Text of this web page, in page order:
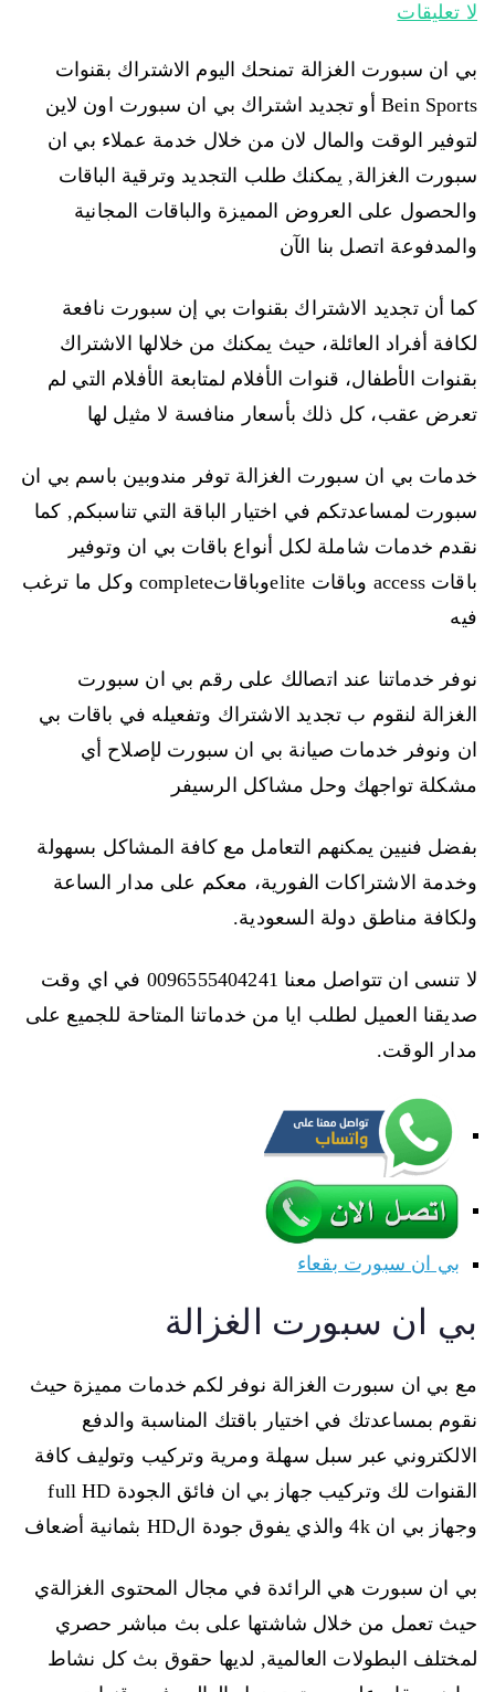
لا تعليقات
بي ان سبورت الغزالة تمنحك اليوم الاشتراك بقنوات
Bein Sports أو تجديد اشتراك بي ان سبورت اون لاين
لتوفير الوقت والمال لان من خلال خدمة عملاء بي ان
سبورت الغزالة, يمكنك طلب التجديد وترقية الباقات
والحصول على العروض المميزة والباقات المجانية
والمدفوعة اتصل بنا الآن
كما أن تجديد الاشتراك بقنوات بي إن سبورت نافعة
لكافة أفراد العائلة، حيث يمكنك من خلالها الاشتراك
بقنوات الأطفال، قنوات الأفلام لمتابعة الأفلام التي لم
تعرض عقب، كل ذلك بأسعار منافسة لا مثيل لها
خدمات بي ان سبورت الغزالة توفر مندوبين باسم بي ان
سبورت لمساعدتكم في اختيار الباقة التي تناسبكم, كما
نقدم خدمات شاملة لكل أنواع باقات بي ان وتوفير
باقات access وباقات eliteوباقاتcomplete وكل ما ترغب
فيه
نوفر خدماتنا عند اتصالك على رقم بي ان سبورت
الغزالة لنقوم ب تجديد الاشتراك وتفعيله في باقات بي
ان ونوفر خدمات صيانة بي ان سبورت لإصلاح أي
مشكلة تواجهك وحل مشاكل الرسيفر
بفضل فنيين يمكنهم التعامل مع كافة المشاكل بسهولة
وخدمة الاشتراكات الفورية، معكم على مدار الساعة
ولكافة مناطق دولة السعودية.
لا تنسى ان تتواصل معنا 0096555404241 في اي وقت
صديقنا العميل لطلب ايا من خدماتنا المتاحة للجميع على
مدار الوقت.
بي ان سبورت بقعاء
بي ان سبورت الغزالة
مع بي ان سبورت الغزالة نوفر لكم خدمات مميزة حيث
نقوم بمساعدتك في اختيار باقتك المناسبة والدفع
الالكتروني عبر سبل سهلة ومرية وتركيب وتوليف كافة
القنوات لك وتركيب جهاز بي ان فائق الجودة full HD
وجهاز بي ان 4k والذي يفوق جودة الHD بثمانية أضعاف
بي ان سبورت هي الرائدة في مجال المحتوى الغزالةي
حيث تعمل من خلال شاشتها على بث مباشر حصري
لمختلف البطولات العالمية, لديها حقوق بث كل نشاط